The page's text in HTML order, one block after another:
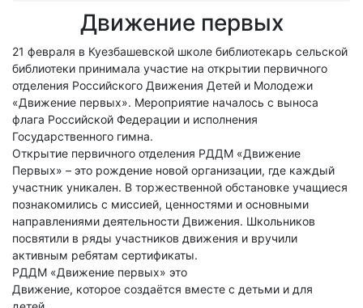
Движение первых
21 февраля в Куезбашевской школе библиотекарь сельской
библиотеки принимала участие на открытии первичного
отделения Российского Движения Детей и Молодежи
«Движение первых». Мероприятие началось с выноса
флага Российской Федерации и исполнения
Государственного гимна.
Открытие первичного отделения РДДМ «Движение
Первых» – это рождение новой организации, где каждый
участник уникален. В торжественной обстановке учащиеся
познакомились с миссией, ценностями и основными
направлениями деятельности Движения. Школьников
посвятили в ряды участников движения и вручили
активным ребятам сертификаты.
РДДМ «Движение первых» это
Движение, которое создаётся вместе с детьми и для